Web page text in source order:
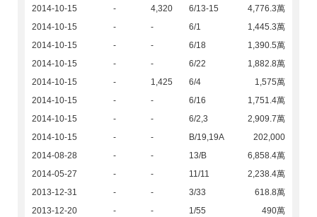
2014-10-15
- 4,320 6/13-15
4,776.3萬
2014-10-15
- - 6/1
1,445.3萬
2014-10-15
- - 6/18
1,390.5萬
2014-10-15
- - 6/22
1,882.8萬
2014-10-15
- 1,425 6/4
1,575萬
2014-10-15
- - 6/16
1,751.4萬
2014-10-15
- - 6/2,3
2,909.7萬
2014-10-15
- - B/19,19A
202,000
2014-08-28
- - 13/B
6,858.4萬
2014-05-27
- - 11/11
2,238.4萬
2013-12-31
- - 3/33
618.8萬
2013-12-20
- - 1/55
490萬